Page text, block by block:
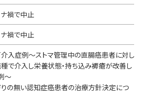
禍で中止
禍で中止
入症例～ストマ管理中の直腸癌患者に対し
で介入し栄養状態・持ち込み褥瘡が改善し
～
の無い認知症癌患者の治療方針決定につ